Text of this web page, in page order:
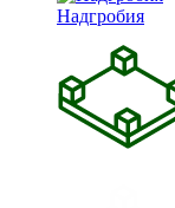
Надгробия